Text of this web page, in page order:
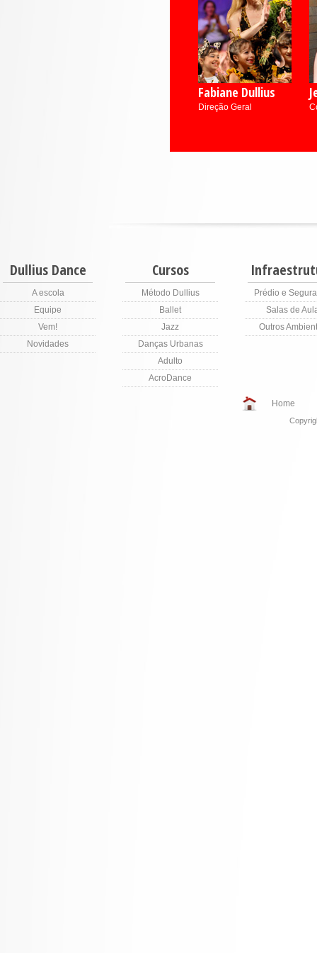
Fabiane Dullius
Direção Geral
Dullius Dance
A escola
Equipe
Vem!
Novidades
Cursos
Método Dullius
Ballet
Jazz
Danças Urbanas
Adulto
AcroDance
Prédio e
Salas de
Outros
Home